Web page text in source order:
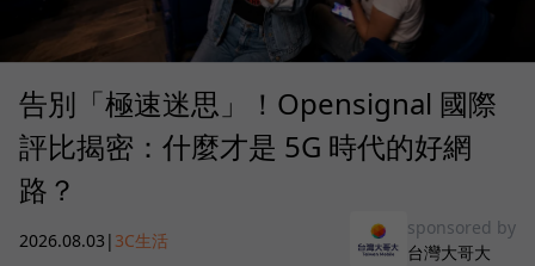
告別「極速迷思」！Opensignal 國際
評比揭密：什麼才是 5G 時代的好網
路？
2026.08.03 | 3C生活
sponsored by
台灣大哥大